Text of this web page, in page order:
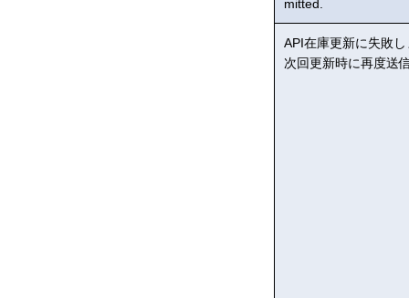
mitted.
API在庫更新に失敗
次回更新時に再度送